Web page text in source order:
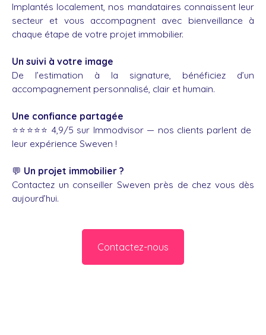
Implantés localement, nos mandataires connaissent leur
secteur et vous accompagnent avec bienveillance à
chaque étape de votre projet immobilier.
Un suivi à votre image
De l’estimation à la signature, bénéficiez d’un
accompagnement personnalisé, clair et humain.
Une confiance partagée
⭐️⭐️⭐️⭐️⭐️ 4,9/5 sur Immodvisor — nos clients parlent de
leur expérience Sweven !
💬 Un projet immobilier ?
Contactez un conseiller Sweven près de chez vous dès
aujourd’hui.
Contactez-nous